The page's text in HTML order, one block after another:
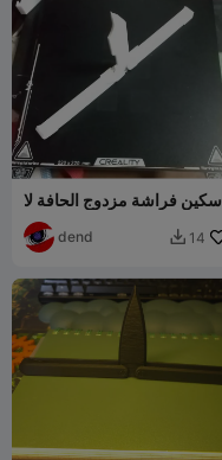
سكين فراشة مزدوج الحافة لا
يحتاج إلى تجميع
dend  14